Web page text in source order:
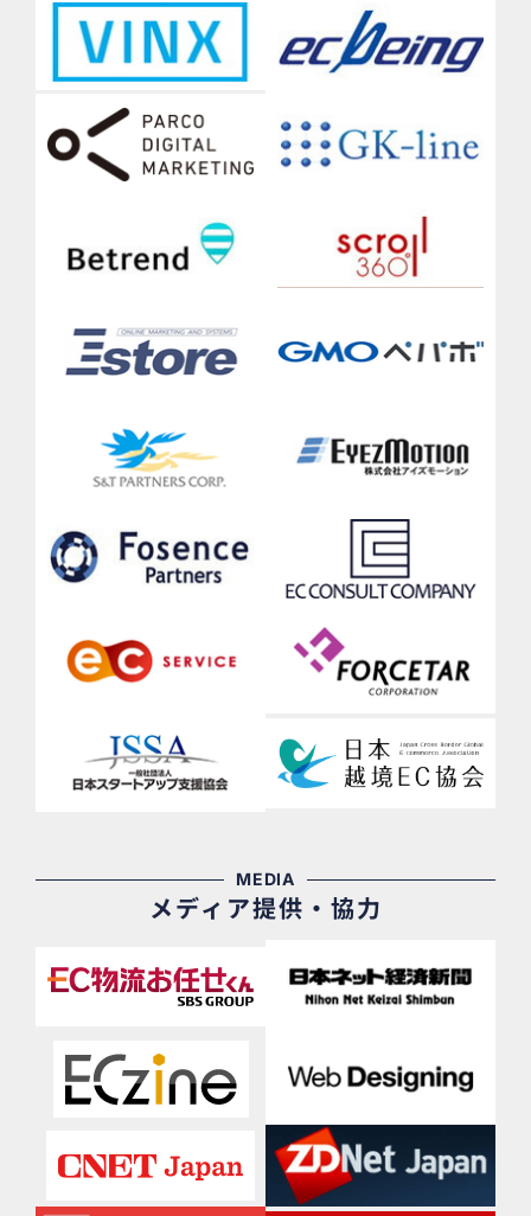
MEDIA
メディア提供・協力